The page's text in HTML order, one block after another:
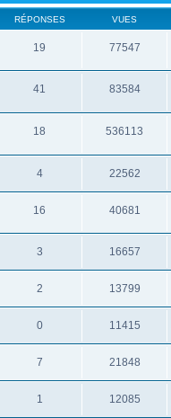
RÉPONSES VUES
19 77547
41 83584
18 536113
4 22562
16 40681
3 16657
2 13799
0 11415
7 21848
1 12085